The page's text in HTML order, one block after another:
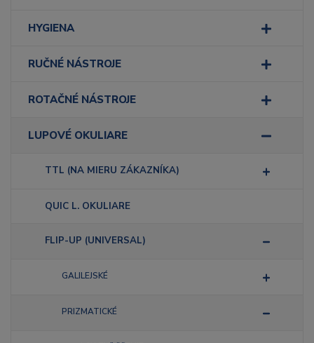
HYGIENA
RUČNÉ NÁSTROJE
ROTAČNÉ NÁSTROJE
LUPOVÉ OKULIARE
TTL (NA MIERU ZÁKAZNÍKA)
QUIC L. OKULIARE
FLIP-UP (UNIVERSAL)
GALILEJSKÉ
PRIZMATICKÉ